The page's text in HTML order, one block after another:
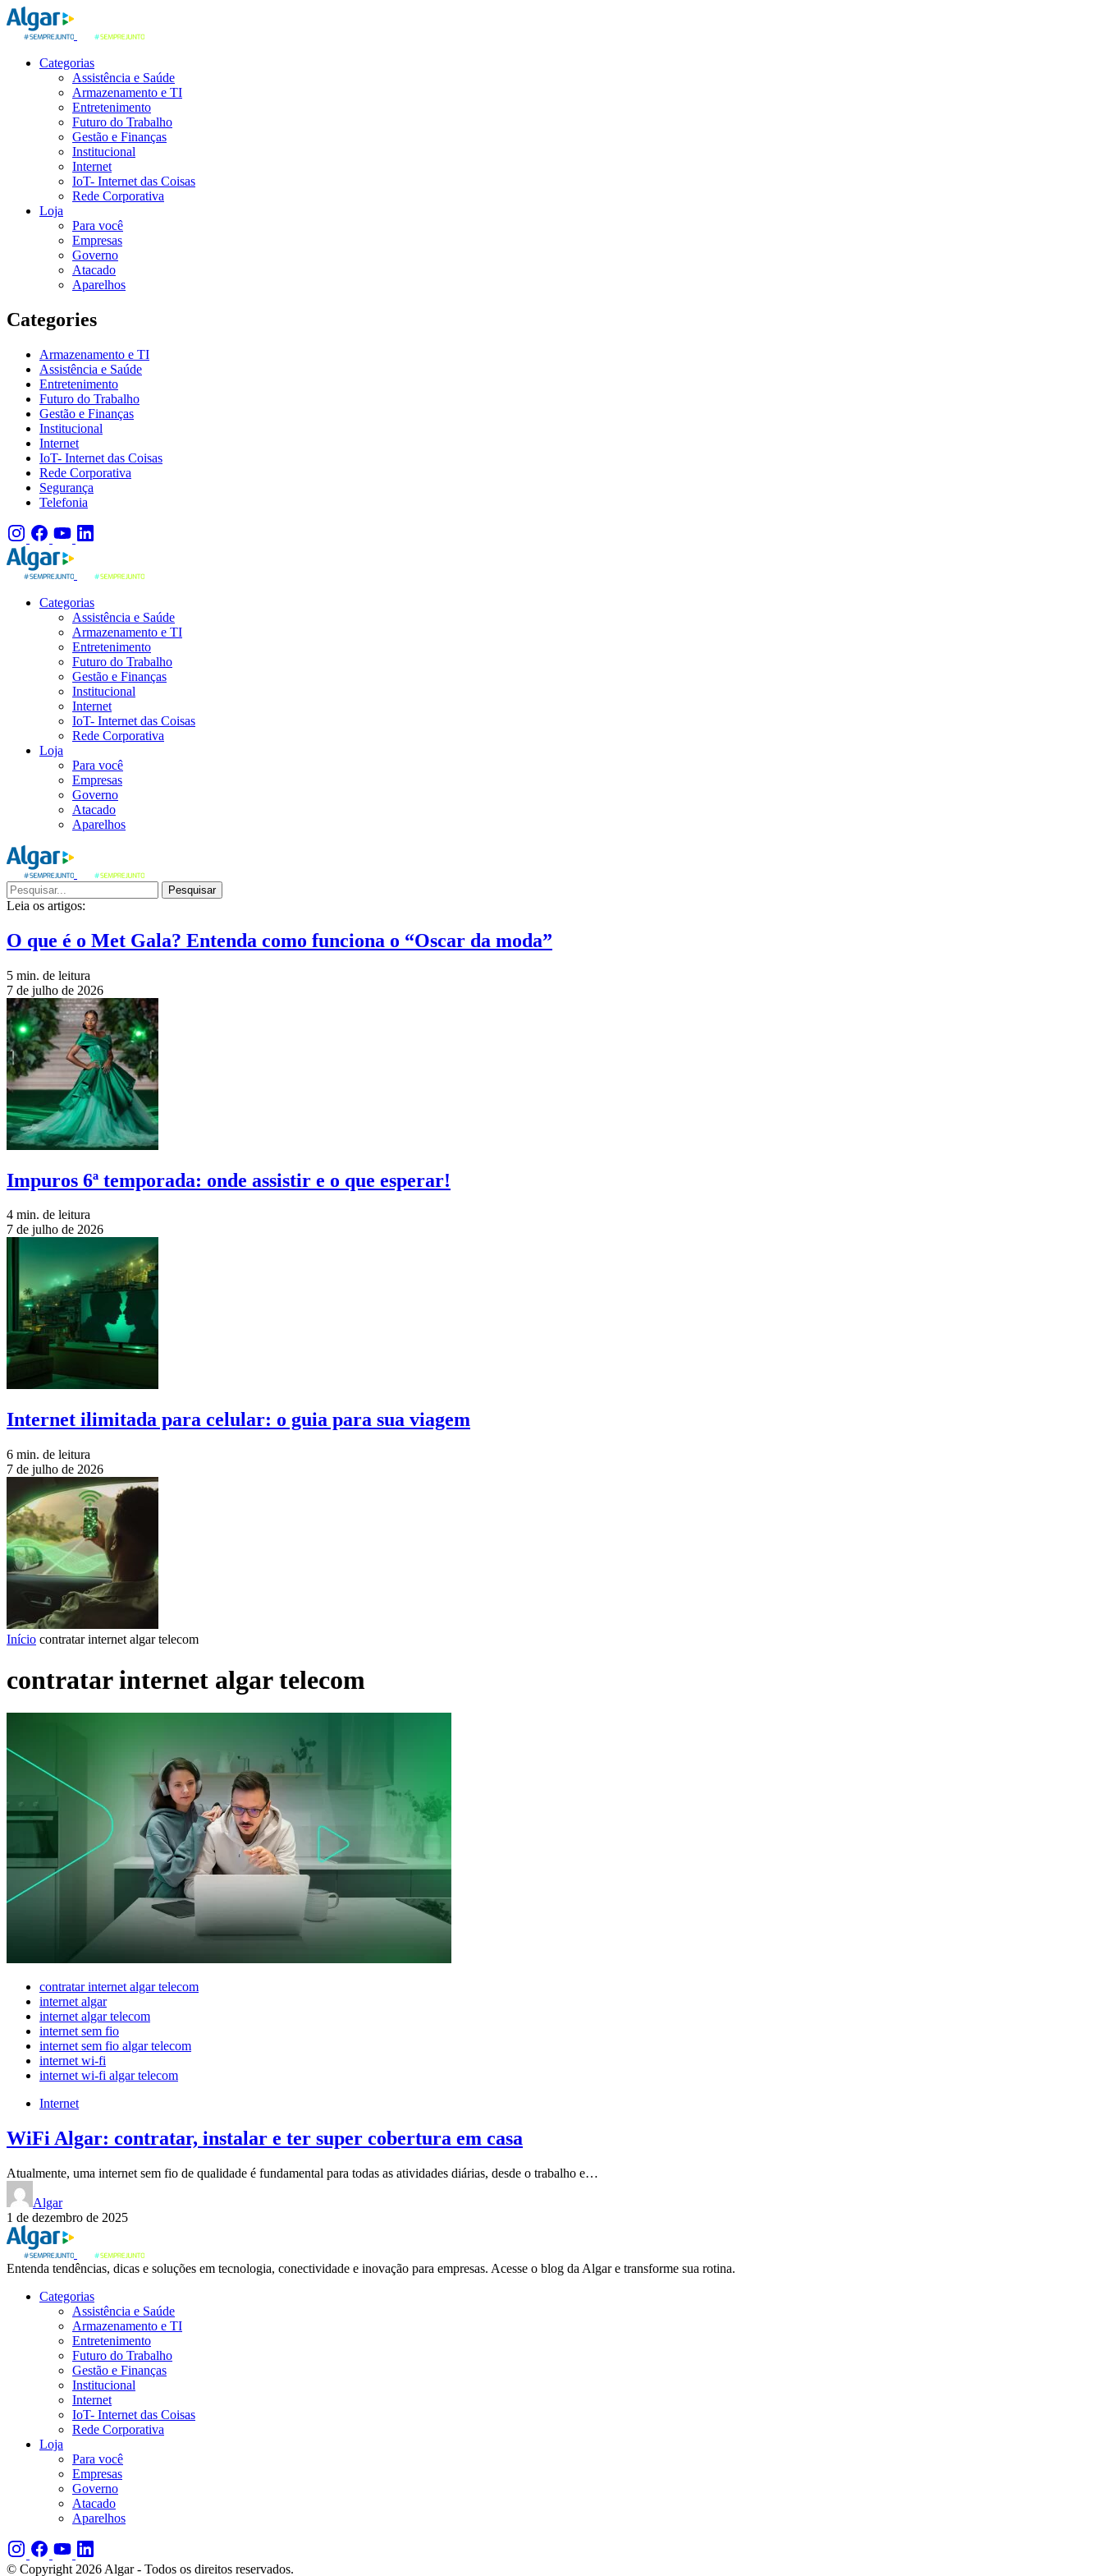
Categorias
Assistência e Saúde
Armazenamento e TI
Entretenimento
Futuro do Trabalho
Gestão e Finanças
Institucional
Internet
IoT- Internet das Coisas
Rede Corporativa
Loja
Para você
Empresas
Governo
Atacado
Aparelhos
Categories
Armazenamento e TI
Assistência e Saúde
Entretenimento
Futuro do Trabalho
Gestão e Finanças
Institucional
Internet
IoT- Internet das Coisas
Rede Corporativa
Segurança
Telefonia
Categorias
Assistência e Saúde
Armazenamento e TI
Entretenimento
Futuro do Trabalho
Gestão e Finanças
Institucional
Internet
IoT- Internet das Coisas
Rede Corporativa
Loja
Para você
Empresas
Governo
Atacado
Aparelhos
Pesquisar
Leia os artigos:
O que é o Met Gala? Entenda como funciona o “Oscar da moda”
5 min. de leitura
7 de julho de 2026
Impuros 6ª temporada: onde assistir e o que esperar!
4 min. de leitura
7 de julho de 2026
Internet ilimitada para celular: o guia para sua viagem
6 min. de leitura
7 de julho de 2026
Início contratar internet algar telecom
contratar internet algar telecom
contratar internet algar telecom
internet algar
internet algar telecom
internet sem fio
internet sem fio algar telecom
internet wi-fi
internet wi-fi algar telecom
Internet
WiFi Algar: contratar, instalar e ter super cobertura em casa
Atualmente, uma internet sem fio de qualidade é fundamental para todas as atividades diárias, desde o trabalho e…
Algar
1 de dezembro de 2025
Entenda tendências, dicas e soluções em tecnologia, conectividade e inovação para empresas. Acesse o blog da Algar e transforme sua rotina.
Categorias
Assistência e Saúde
Armazenamento e TI
Entretenimento
Futuro do Trabalho
Gestão e Finanças
Institucional
Internet
IoT- Internet das Coisas
Rede Corporativa
Loja
Para você
Empresas
Governo
Atacado
Aparelhos
© Copyright 2026 Algar - Todos os direitos reservados.